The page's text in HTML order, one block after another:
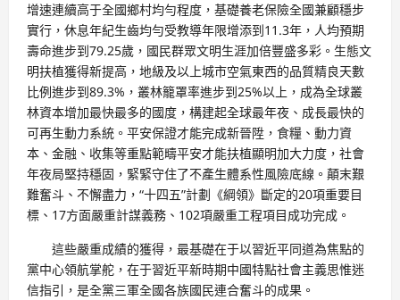
增速連續高于全國鄉村均勻程度，基礎養老保險全國兼顧穩步
實行，休息年紀生齒均勻受教導年限增添到11.3年，人均預期
壽命進步到79.25歲，國民群眾文明生涯加倍豐盛多彩。生態文
明扶植獲得新提高，地級及以上城市空氣東西的品質精良天數
比例進步到89.3%，叢林籠罩率進步到25%以上，成為全球叢
林資本增加最快最多的國度，構建起全球最年夜、成長最快的
可再生動力系統。平安保證才能完成新晉陞，食糧、動力資
本、金融、收集等重點範疇平安才能扶植顯明加大力度，社會
年夜局堅持穩固，緊緊守住了不產生體系性風險底線。顛末艱
難奮斗、不懈盡力，“十四五”計劃《綱領》斷定的20項重要目
標、17方面嚴重計謀義務、102項嚴重工程項目成功完成。
這些嚴重成績的獲得，最基礎在于以習近平同道為焦點的
黨中心領航掌舵，在于習近平新時期中國特點社會主義思惟迷
信指引，是全黨三軍全國各族國民連合奮斗的成果。